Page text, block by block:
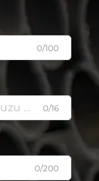
0/100
0/16
0/200